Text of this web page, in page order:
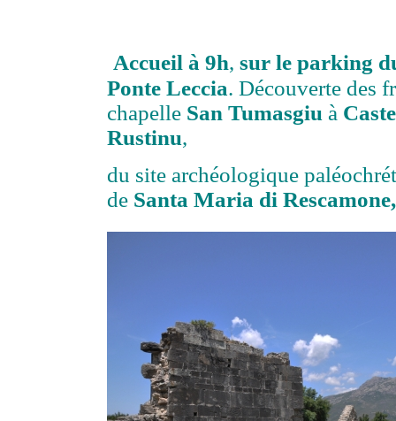
Accueil à 9h, sur le parking
Ponte Leccia. Découverte des
chapelle San Tumasgiu à
Rustinu,
du site archéologique
de Santa Maria di Rescamone,